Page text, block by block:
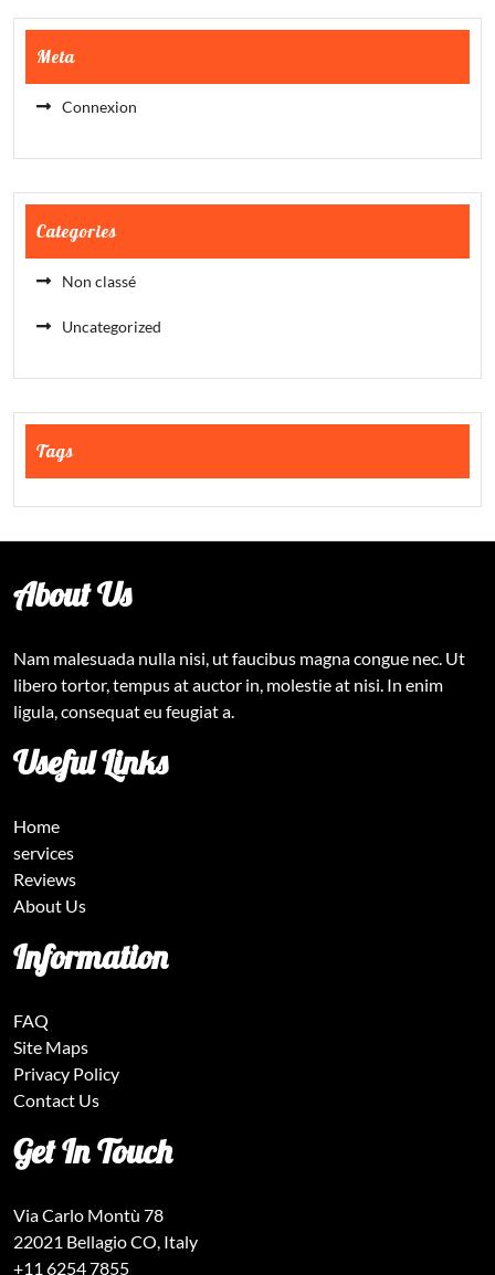
Meta
Connexion
Categories
Non classé
Uncategorized
Tags
About Us
Nam malesuada nulla nisi, ut faucibus magna congue nec. Ut
libero tortor, tempus at auctor in, molestie at nisi. In enim
ligula, consequat eu feugiat a.
Useful Links
Home
services
Reviews
About Us
Information
FAQ
Site Maps
Privacy Policy
Contact Us
Get In Touch
Via Carlo Montù 78
22021 Bellagio CO, Italy
+11 6254 7855